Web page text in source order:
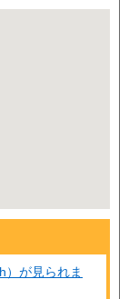
）が見られま